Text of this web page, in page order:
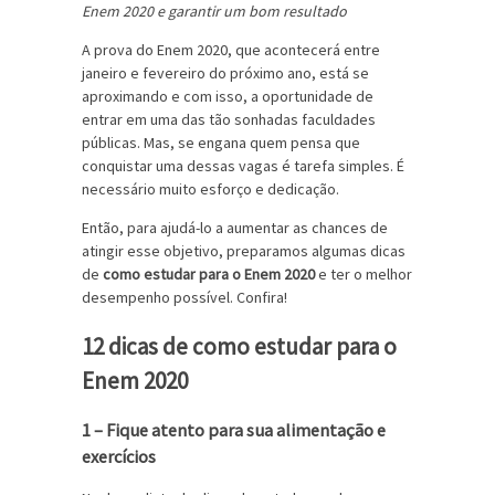
Enem 2020 e garantir um bom resultado
A prova do Enem 2020, que acontecerá entre
janeiro e fevereiro do próximo ano, está se
aproximando e com isso, a oportunidade de
entrar em uma das tão sonhadas faculdades
públicas. Mas, se engana quem pensa que
conquistar uma dessas vagas é tarefa simples. É
necessário muito esforço e dedicação.
Então, para ajudá-lo a aumentar as chances de
atingir esse objetivo, preparamos algumas dicas
de como estudar para o Enem 2020e ter o melhor
desempenho possível. Confira!
12 dicas de como estudar para o
Enem 2020
1 – Fique atento para sua alimentação e
exercícios